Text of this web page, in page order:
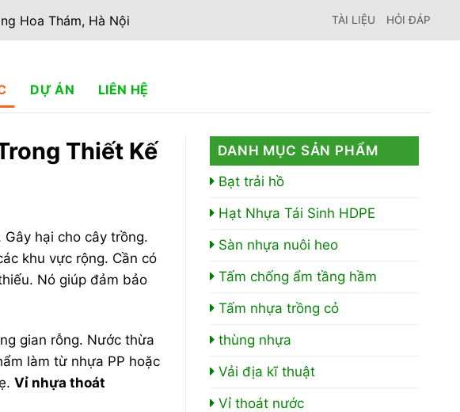
Hoa Thám, Hà Nội TÀI LIỆU HỎI ĐÁP
DỰ ÁN LIÊN HỆ
Thiết Kế
hại cho cây trồng.
khu vực rộng. Cần có
Nó giúp đảm bảo
gian rỗng. Nước thừa
làm từ nhựa PP hoặc
Vỉ nhựa thoát
DANH MỤC SẢN PHẨM
Bạt trải hồ
Hạt Nhựa Tái Sinh HDPE
Sàn nhựa nuôi heo
Tấm chống ẩm tầng hầm
Tấm nhựa trồng cỏ
thùng nhựa
Vải địa kĩ thuật
Vỉ thoát nước